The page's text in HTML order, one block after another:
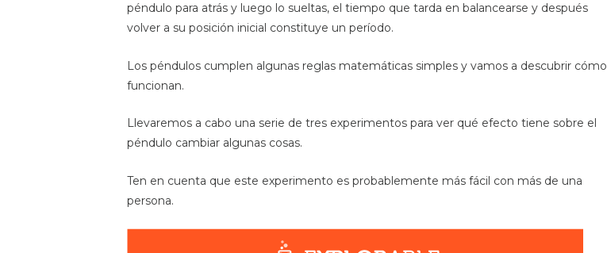
péndulo para atrás y luego lo sueltas, el tiempo que tarda en balancearse y después
volver a su posición inicial constituye un período.
Los péndulos cumplen algunas reglas matemáticas simples y vamos a descubrir cómo
funcionan.
Llevaremos a cabo una serie de tres experimentos para ver qué efecto tiene sobre el
péndulo cambiar algunas cosas.
Ten en cuenta que este experimento es probablemente más fácil con más de una
persona.